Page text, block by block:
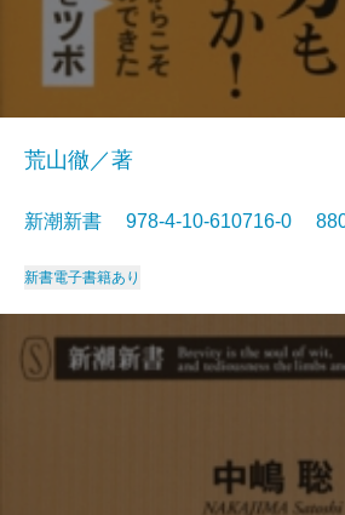
荒山徹／著
新潮新書 978-4-10-610716-0
新書電子書籍あり